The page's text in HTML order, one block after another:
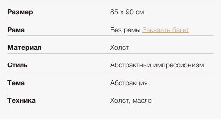
Размер 85 х 90 см
Рама Без рамы Заказать багет
Материал Холст
Стиль Абстрактный импрессионизм
Тема Абстракция
Техника Холст, масло